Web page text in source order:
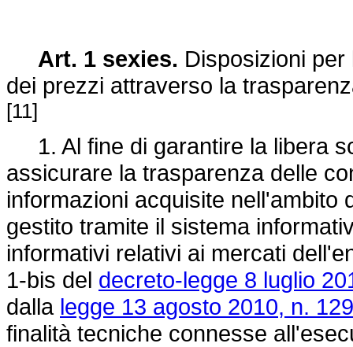
Art. 1 sexies. Disposizioni
dei prezzi attraverso la
[11]
1. Al fine di garantire la libera
assicurare la trasparenza delle
informazioni acquisite nell'ambito
gestito tramite il sistema
informativi relativi ai mercati
1-bis del decreto-legge 8 luglio
dalla legge 13 agosto 2010, n.
finalità tecniche connesse